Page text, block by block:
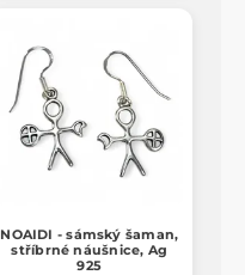
NOAIDI - sámský šaman,
stříbrné náušnice, Ag
925